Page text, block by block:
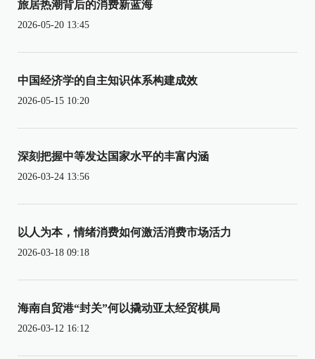
旅居热潮背后的消费新蓝海
2026-05-20 13:45
中国经济学的自主知识体系构建成效
2026-05-15 10:20
深刻把握中等发达国家水平的丰富内涵
2026-03-24 13:56
以人为本，情绪消费如何激活消费市场活力
2026-03-18 09:18
海南自贸港“封关”何以撬动亚太经贸棋局
2026-03-12 16:12